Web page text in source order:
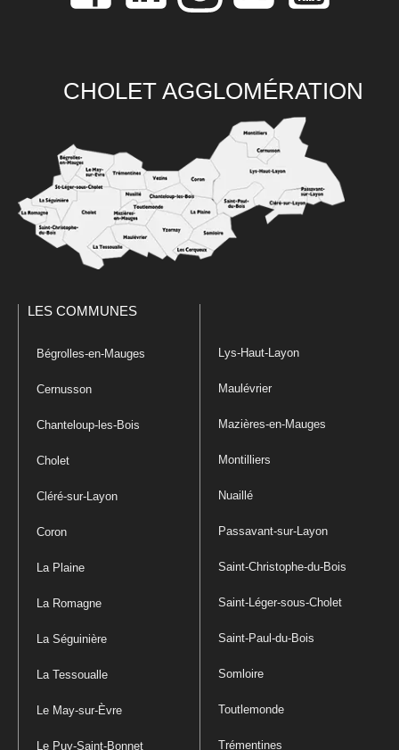
CHOLET AGGLOMÉRATION
LES COMMUNES
Bégrolles-en-Mauges
Cernusson
Chanteloup-les-Bois
Cholet
Cléré-sur-Layon
Coron
La Plaine
La Romagne
La Séguinière
La Tessoualle
Le May-sur-Èvre
Le Puy-Saint-Bonnet
Lys-Haut-Layon
Maulévrier
Mazières-en-Mauges
Montilliers
Nuaillé
Passavant-sur-Layon
Saint-Christophe-du-Bois
Saint-Léger-sous-Cholet
Saint-Paul-du-Bois
Somloire
Toutlemonde
Trémentines